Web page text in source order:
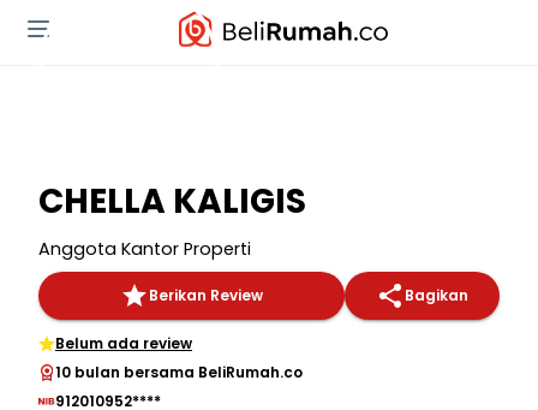
CHELLA KALIGIS
Anggota Kantor Properti
Berikan Review Bagikan
Belum ada review
10 bulan bersama BeliRumah.co
912010952****